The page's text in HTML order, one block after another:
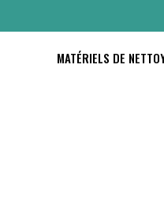
MATÉRIELS DE